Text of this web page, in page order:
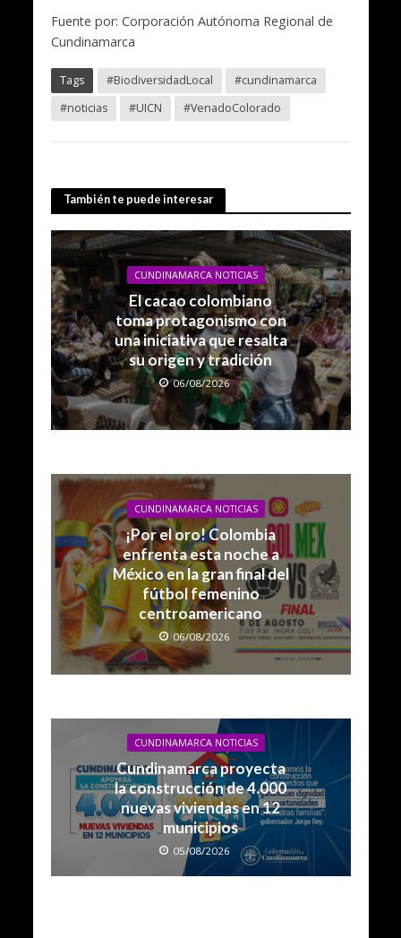
Fuente por: Corporación Autónoma Regional de
Cundinamarca
Tags #BiodiversidadLocal
#cundinamarca
#noticias
#UICN #VenadoColorado
También te puede interesar
CUNDINAMARCA NOTICIAS
El cacao colombiano
toma protagonismo con
una iniciativa que resalta
su origen y tradición
06/08/2026
CUNDINAMARCA NOTICIAS
¡Por el oro! Colombia
enfrenta esta noche a
México en la gran final del
fútbol femenino
centroamericano
06/08/2026
CUNDINAMARCA NOTICIAS
Cundinamarca proyecta
la construcción de 4.000
nuevas viviendas en 12
municipios
05/08/2026